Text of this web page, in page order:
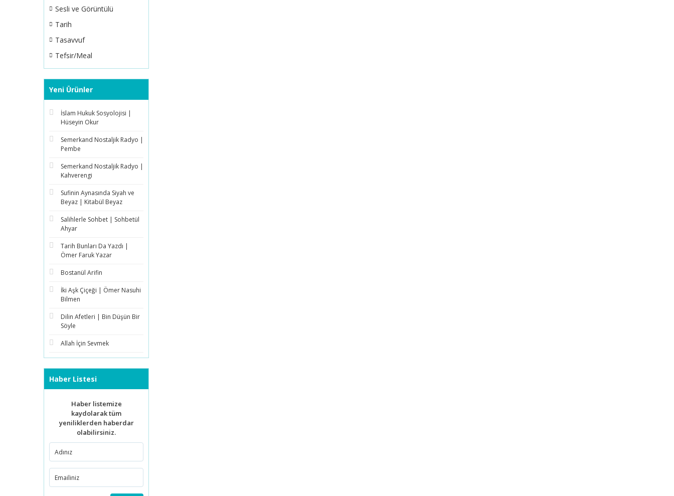
Sesli ve Görüntülü
Tarih
Tasavvuf
Tefsir/Meal
Yeni Ürünler
İslam Hukuk Sosyolojisi |
Hüseyin Okur
Semerkand Nostaljik Radyo |
Pembe
Semerkand Nostaljik Radyo |
Kahverengi
Sufinin Aynasında Siyah ve
Beyaz | Kitabül Beyaz
Salihlerle Sohbet | Sohbetül
Ahyar
Tarih Bunları Da Yazdı |
Ömer Faruk Yazar
Bostanül Arifin
İki Aşk Çiçeği | Ömer Nasuhi
Bilmen
Dilin Afetleri | Bin Düşün Bir
Söyle
Allah İçin Sevmek
Haber Listesi
Haber listemize
kaydolarak tüm
yeniliklerden haberdar
olabilirsiniz.